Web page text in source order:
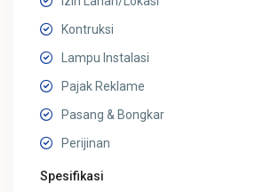
Kontruksi
Lampu Instalasi
Pajak Reklame
Pasang & Bongkar
Perijinan
Spesifikasi